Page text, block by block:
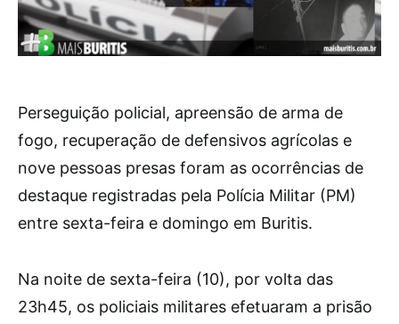
Perseguição policial, apreensão de arma de
fogo, recuperação de defensivos agrícolas e
nove pessoas presas foram as ocorrências de
destaque registradas pela Polícia Militar (PM)
entre sexta-feira e domingo em Buritis.
Na noite de sexta-feira (10), por volta das
23h45, os policiais militares efetuaram a prisão